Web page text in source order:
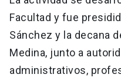
Facultad y fue
Sánchez y la decana
Medina, junto a
administrativos,